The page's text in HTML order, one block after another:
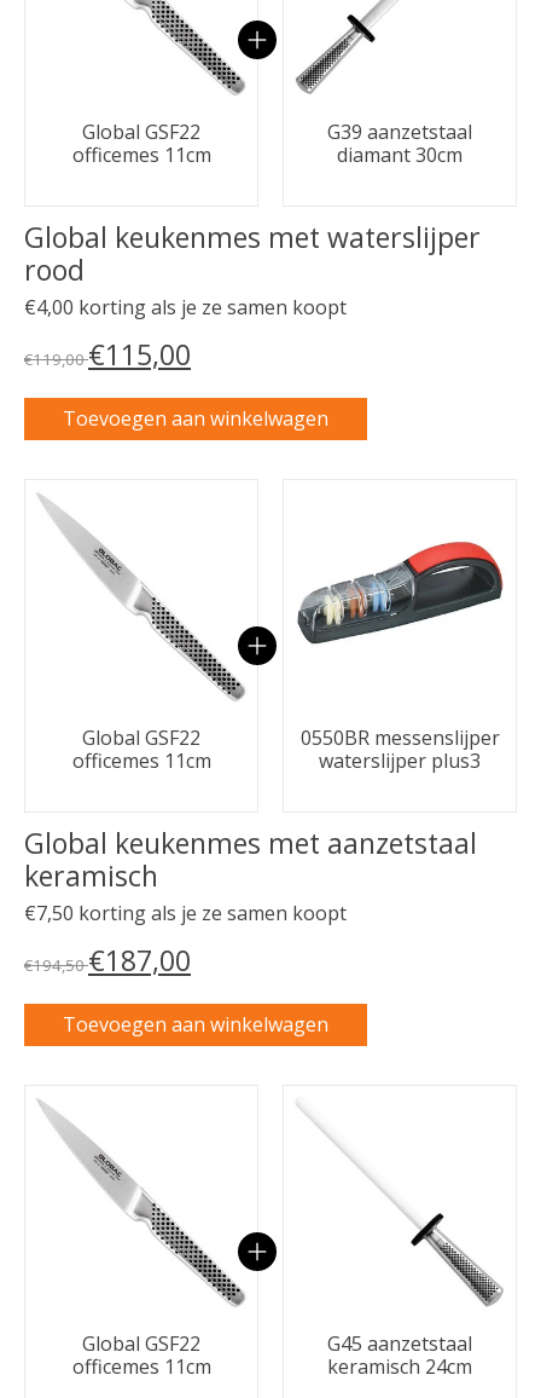
Global GSF22
officemes 11cm
G39 aanzetstaal
diamant 30cm
Global keukenmes met waterslijper
rood
€4,00 korting als je ze samen koopt
€119,00€115,00
Toevoegen aan winkelwagen
Carrousel van gebundelde producten
Global GSF22
officemes 11cm
0550BR messenslijper
waterslijper plus3
Global keukenmes met aanzetstaal
keramisch
€7,50 korting als je ze samen koopt
€194,50€187,00
Toevoegen aan winkelwagen
Carrousel van gebundelde producten
Global GSF22
officemes 11cm
G45 aanzetstaal
keramisch 24cm